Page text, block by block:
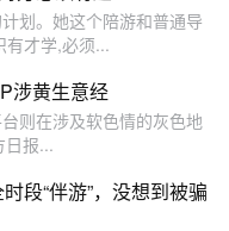
划。她这个陪游和普通导
有才学,必须...
涉黄生意经
则在涉及软色情的灰色地
日报...
段“伴游”，没想到被骗